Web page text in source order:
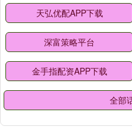
天弘优配APP下载
深富策略平台
金手指配资APP下载
全部